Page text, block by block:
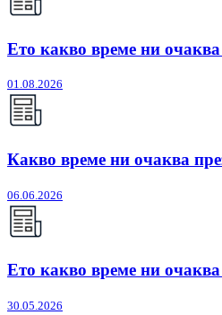
Ето какво време ни
01.08.2026
Какво време ни очаква
06.06.2026
Ето какво време ни
30.05.2026